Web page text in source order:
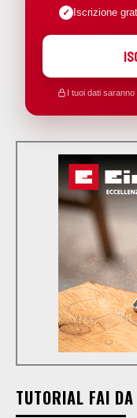
Iscrizione
I tuoi dati
TUTORIAL FAI